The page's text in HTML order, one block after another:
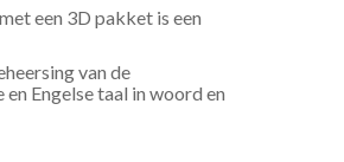
een 3D pakket is een
van de
en Engelse taal in woord en